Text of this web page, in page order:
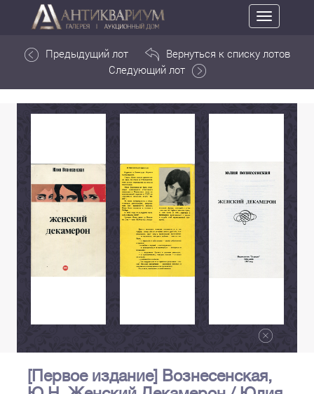
Toggle
navigation
Предыдущий лот
Вернуться к списку лотов
Следующий лот
[Первое издание] Вознесенская,